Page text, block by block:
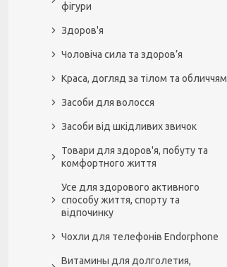
фігури
Здоров'я
Чоловіча сила та здоров’я
Краса, догляд за тілом та обличчям
Засоби для волосся
Засоби від шкідливих звичок
Товари для здоров'я, побуту та
комфортного життя
Усе для здорового активного
способу життя, спорту та
відпочинку
Чохли для телефонів Endorphone
Витамины для долголетия,